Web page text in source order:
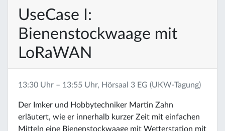
UseCase I:
Bienenstockwaage mit
LoRaWAN
13:30 Uhr – 13:55 Uhr, Hörsaal 3 EG (UKW-Tagung)
Der Imker und Hobbytechniker Martin Zahn
erläutert, wie er innerhalb kurzer Zeit mit einfachen
Mitteln eine Bienenstockwaage mit Wetterstation mit